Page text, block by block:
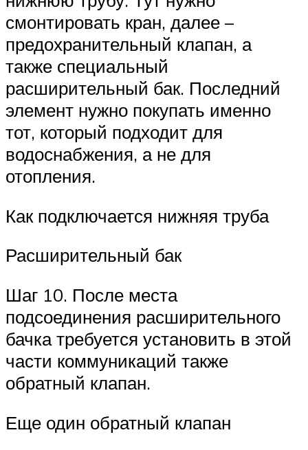
смонтировать кран, далее –
предохранительный клапан, а
также специальный
расширительный бак. Последний
элемент нужно покупать именно
тот, который подходит для
водоснабжения, а не для
отопления.
Как подключается нижняя труба
Расширительный бак
Шаг 10. После места
подсоединения расширительного
бачка требуется установить в этой
части коммуникаций также
обратный клапан.
Еще один обратный клапан